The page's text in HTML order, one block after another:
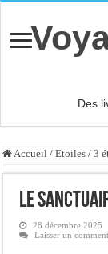
Des
Accueil / Etoiles / 3
Le
28 décembre 2025
Laisser un